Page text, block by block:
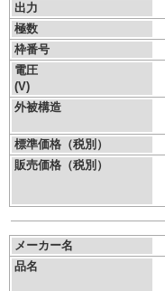
出力
極数
枠番号
電圧
(V)
外被構造
標準価格（税別）
販売価格（税別）
メーカー名
品名